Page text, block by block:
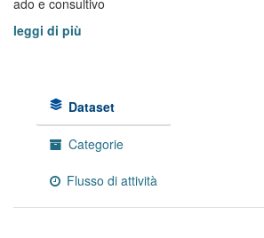
ado e consultivo
leggi di più
Dataset
Categorie
Flusso di attività